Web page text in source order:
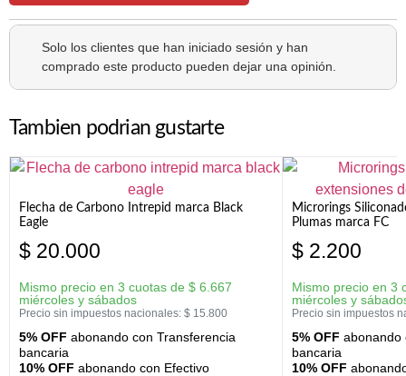
Solo los clientes que han iniciado sesión y han
comprado este producto pueden dejar una opinión.
Tambien podrian gustarte
Flecha de Carbono Intrepid marca Black
Eagle
$ 20.000
Mismo precio en 3 cuotas de $ 6.667
miércoles y sábados
Precio sin impuestos nacionales: $ 15.800
5% OFF abonando con Transferencia
bancaria
10% OFF abonando con Efectivo
Microrings
Plumas marca FC
$ 2.200
Mismo precio en 3
miércoles y
Precio sin impuestos
5% OFF abonando
bancaria
10% OFF